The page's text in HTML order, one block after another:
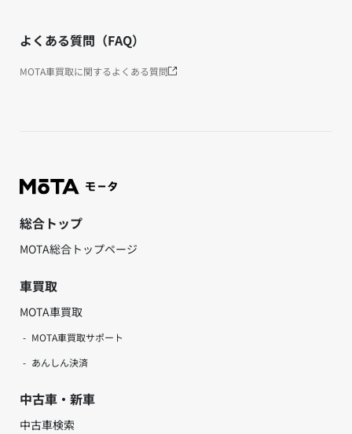
よくある質問（FAQ）
MOTA車買取に関するよくある質問
総合トップ
MOTA総合トップページ
車買取
MOTA車買取
MOTA車買取サポート
あんしん決済
中古車・新車
中古車検索